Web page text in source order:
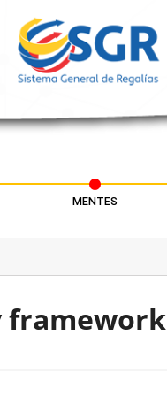
MENTES
framework